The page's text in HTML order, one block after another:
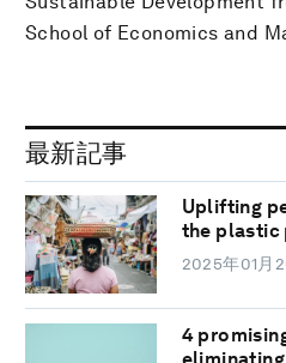
School of Economics and
最新記事
Uplifting
the plastic
2025年01月
4